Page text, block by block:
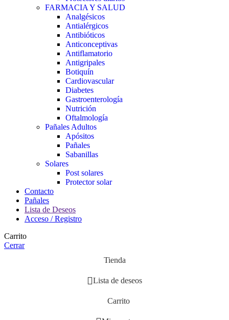
FARMACIA Y SALUD
Analgésicos
Antialérgicos
Antibióticos
Anticonceptivas
Antiflamatorio
Antigripales
Botiquín
Cardiovascular
Diabetes
Gastroenterología
Nutrición
Oftalmología
Pañales Adultos
Apósitos
Pañales
Sabanillas
Solares
Post solares
Protector solar
Contacto
Pañales
Lista de Deseos
Acceso / Registro
Carrito
Cerrar
Tienda
Lista de deseos
Carrito